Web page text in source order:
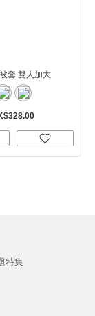
洗水棉被套 雙人加大
特集